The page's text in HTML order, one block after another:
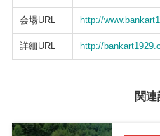
会場URL http://
詳細URL http://
関